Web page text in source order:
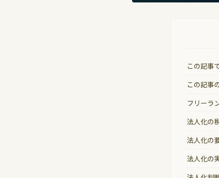
この記事
この記事
フリーラ
法人化の
法人化の
法人化の